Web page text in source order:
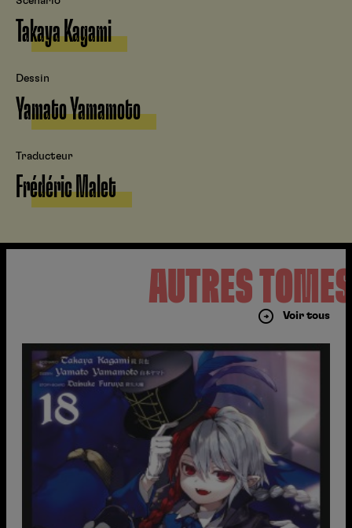
Takaya Kagami
Dessin
Yamato Yamamoto
Traducteur
Frédéric Malet
AUTRES
Voir tous